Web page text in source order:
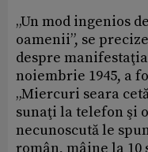
„Un mod ingenios
oamenii”, se
despre
noiembrie 1945, a
„Miercuri seara
sunaţi la telefon şi
necunoscută le